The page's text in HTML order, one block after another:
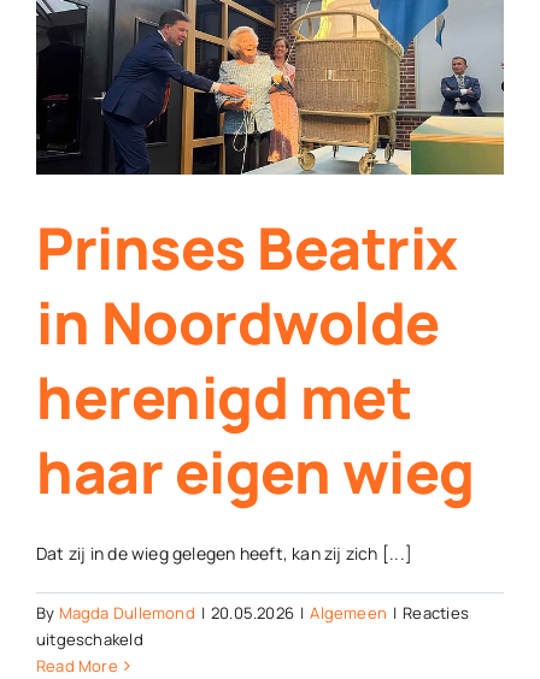
Contact
Plaats je eigen nieuws
Prinses Beatrix
in Noordwolde
herenigd met
haar eigen wieg
Dat zij in de wieg gelegen heeft, kan zij zich [...]
By Magda Dullemond | 20.05.2026 | Algemeen | Reacties
uitgeschakeldvoor
Read More